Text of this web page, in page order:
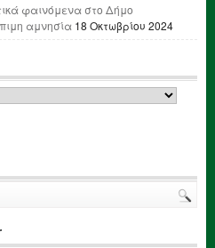
φαινόμενα στο Δήμο
αμνησία 18 Οκτωβρίου 2024